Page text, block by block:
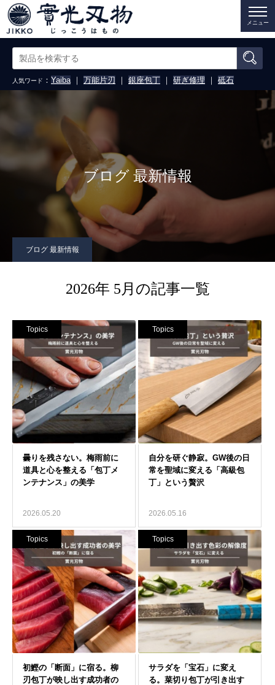
メニュー
人気ワード ： Yaiba｜ 万能片刃 ｜ 銀座包丁 ｜ 研ぎ修理 ｜ 砥石
ブログ 最新情報
ブログ 最新情報
2026年 5月の記事一覧
Topics
2026.05.20
Topics
2026.05.16
Topics Topics